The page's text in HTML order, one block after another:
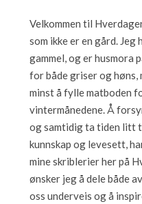
Velkommen til
som ikke er en gård. Jeg
gammel, og er husmora
for både griser og høns,
minst å fylle matboden
vintermånedene. Å
og samtidig ta tiden litt
kunnskap og levesett,
mine skriblerier her på
ønsker jeg å dele både
oss underveis og å